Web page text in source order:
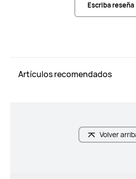
cardiaca en tiempo realEscriba reseña
Artículos recomendados
Volver